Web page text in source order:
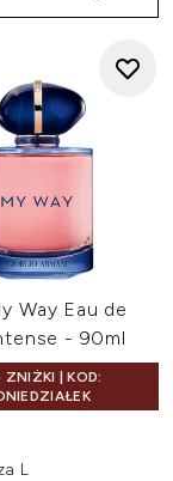
Way Eau de
- 90ml
ZNIŻKI | KOD:
L